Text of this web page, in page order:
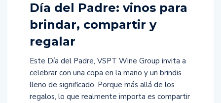
Día del Padre: vinos para
brindar, compartir y
regalar
Este Día del Padre, VSPT Wine Group invita a
celebrar con una copa en la mano y un brindis
lleno de significado. Porque más allá de los
regalos, lo que realmente importa es compartir